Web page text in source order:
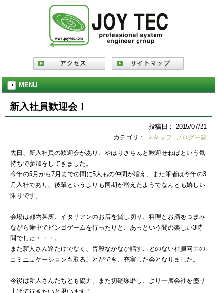
MENU
新入社員歓迎会！
投稿日： 2015/07/21
カテゴリ： スタッフ ブログ一覧
先日、新入社員の歓迎会があり、やはりきちんと歓迎せねばという気
持ちで参加をしてきました。
今年の5月から7月までの間に5人もの仲間が増え、また筆者は今年の3
月入社であり、後輩というよりも同期が増えたようでなんとも嬉しい
限りです。
会場は都内某所、イタリアンのお店を貸し切り、料理とお酒をつまみ
ながら途中でビンゴゲームを行ったりと、あっという間の楽しい3時
間でした・・・。
また新人さん達だけでなく、普段なかなか話すことのない社員同士の
コミニュケーションも取ることができ、充実した会となりました。
今後は新人さんたちとも協力、また切磋琢磨し、より一層会社を盛り
上げて行きたいと思います！